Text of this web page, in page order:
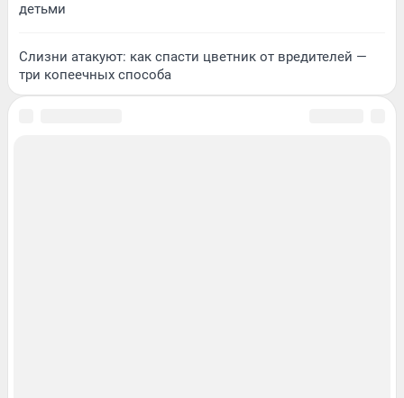
детьми
Слизни атакуют: как спасти цветник от вредителей —
три копеечных способа